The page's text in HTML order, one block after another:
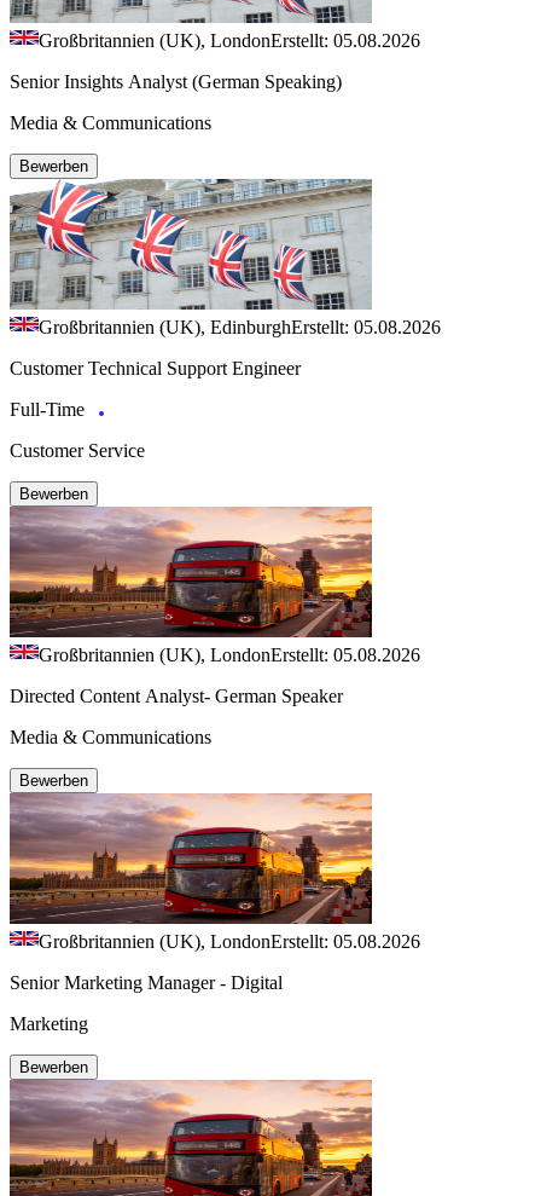
Großbritannien (UK), LondonErstellt: 05.08.2026
Senior Insights Analyst (German Speaking)
Media & Communications
Bewerben
Großbritannien (UK), EdinburghErstellt: 05.08.2026
Customer Technical Support Engineer
Full-Time
Customer Service
Bewerben
Großbritannien (UK), LondonErstellt: 05.08.2026
Directed Content Analyst- German Speaker
Media & Communications
Bewerben
Großbritannien (UK), LondonErstellt: 05.08.2026
Senior Marketing Manager - Digital
Marketing
Bewerben